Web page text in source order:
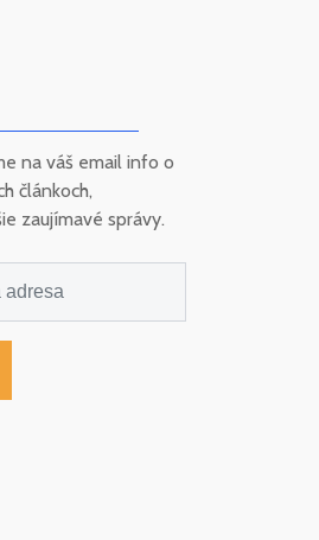
na váš email info o
článkoch,
zaujímavé správy.